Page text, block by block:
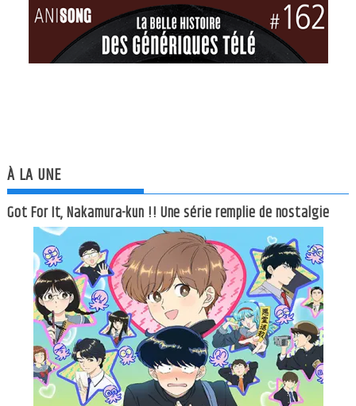
À LA UNE
Got For It, Nakamura-kun !! Une série remplie de nostalgie